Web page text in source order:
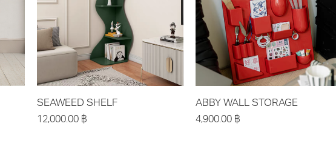
SEAWEED SHELF
12,000.00 ฿
ABBY WALL STORAGE
4,900.00 ฿